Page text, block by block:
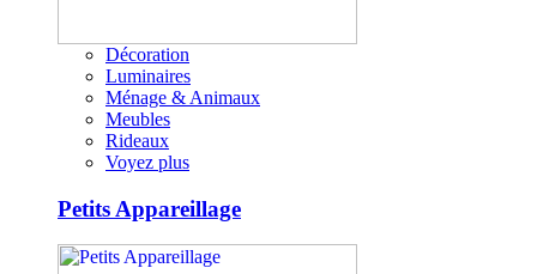
Décoration
Luminaires
Ménage & Animaux
Meubles
Rideaux
Voyez plus
Petits Appareillage